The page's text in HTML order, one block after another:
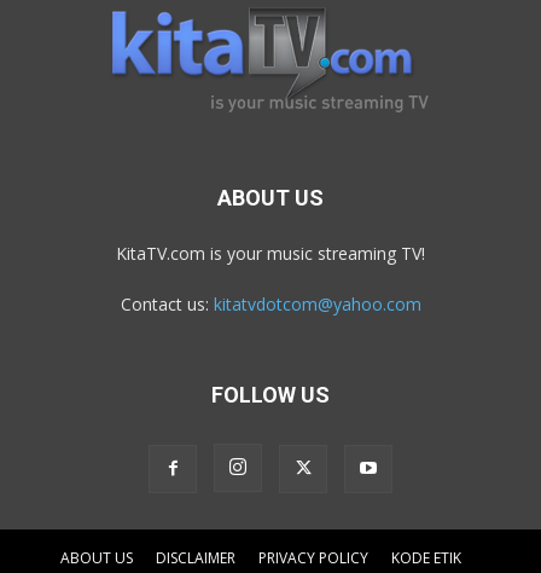
ABOUT US
KitaTV.com is your music streaming TV!
Contact us: kitatvdotcom@yahoo.com
FOLLOW US
ABOUT US DISCLAIMER PRIVACY POLICY
KODE ETIK